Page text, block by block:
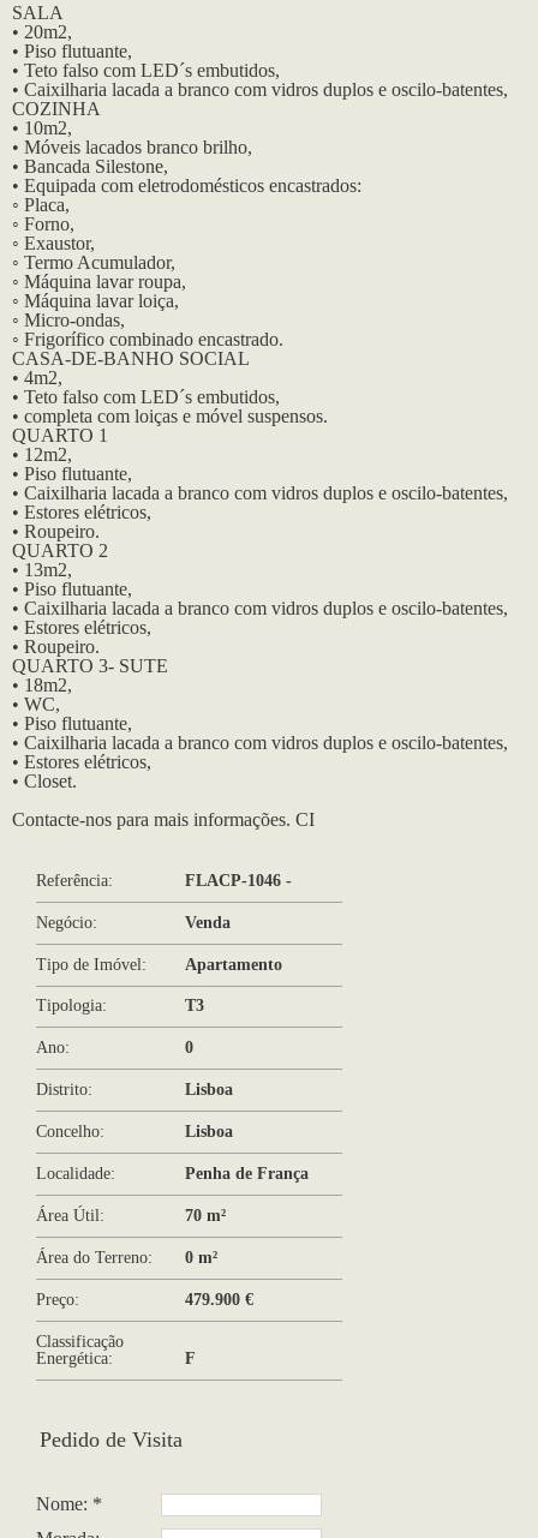
SALA
• 20m2,
• Piso flutuante,
• Teto falso com LED´s embutidos,
• Caixilharia lacada a branco com vidros duplos e oscilo-batentes,
COZINHA
• 10m2,
• Móveis lacados branco brilho,
• Bancada Silestone,
• Equipada com eletrodomésticos encastrados:
◦ Placa,
◦ Forno,
◦ Exaustor,
◦ Termo Acumulador,
◦ Máquina lavar roupa,
◦ Máquina lavar loiça,
◦ Micro-ondas,
◦ Frigorífico combinado encastrado.
CASA-DE-BANHO SOCIAL
• 4m2,
• Teto falso com LED´s embutidos,
• completa com loiças e móvel suspensos.
QUARTO 1
• 12m2,
• Piso flutuante,
• Caixilharia lacada a branco com vidros duplos e oscilo-batentes,
• Estores elétricos,
• Roupeiro.
QUARTO 2
• 13m2,
• Piso flutuante,
• Caixilharia lacada a branco com vidros duplos e oscilo-batentes,
• Estores elétricos,
• Roupeiro.
QUARTO 3- SUTE
• 18m2,
• WC,
• Piso flutuante,
• Caixilharia lacada a branco com vidros duplos e oscilo-batentes,
• Estores elétricos,
• Closet.
Contacte-nos para mais informações. CI
Referência: FLACP-1046 -
Negócio: Venda
Tipo de Imóvel: Apartamento
Tipologia: T3
Ano: 0
Distrito: Lisboa
Concelho: Lisboa
Localidade: Penha de França
Área Útil: 70 m²
Área do Terreno: 0 m²
Preço: 479.900 €
Classificação
Energética:
F
Pedido de Visita
Nome: *